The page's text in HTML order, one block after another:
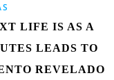
LIFE IS AS A
LEADS TO
REVELADO